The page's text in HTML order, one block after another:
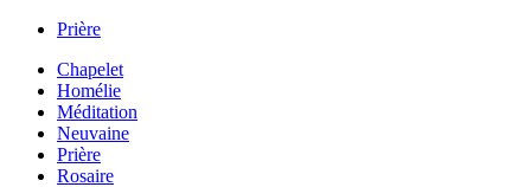
Prière
Chapelet
Homélie
Méditation
Neuvaine
Prière
Rosaire